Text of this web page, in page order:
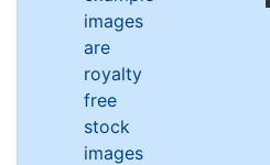
images
are
royalty
free
stock
images